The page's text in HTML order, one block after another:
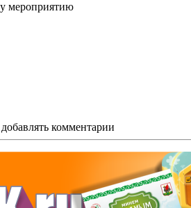
мероприятию
комментарии